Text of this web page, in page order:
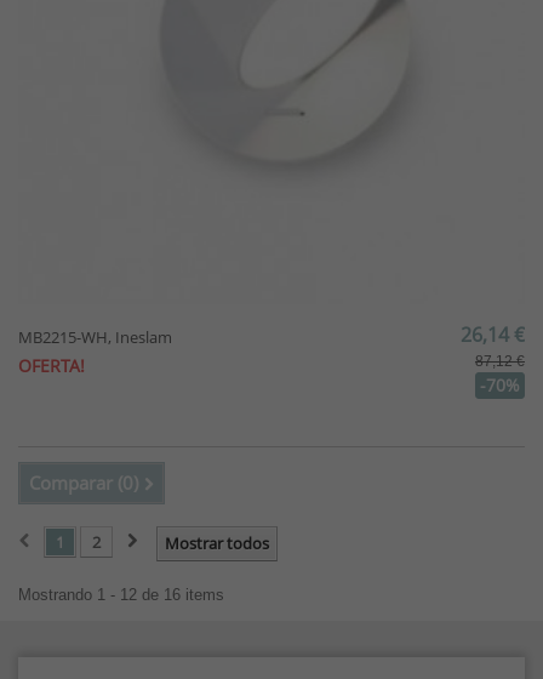
MB2215-WH, Ineslam
OFERTA!
26,14 €
87,12 €
-70%
Comparar (0)
Mostrar todos
1 2
Mostrando 1 - 12 de 16 items